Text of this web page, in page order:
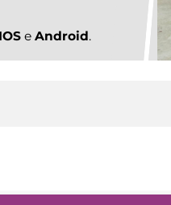
IOS e Android.